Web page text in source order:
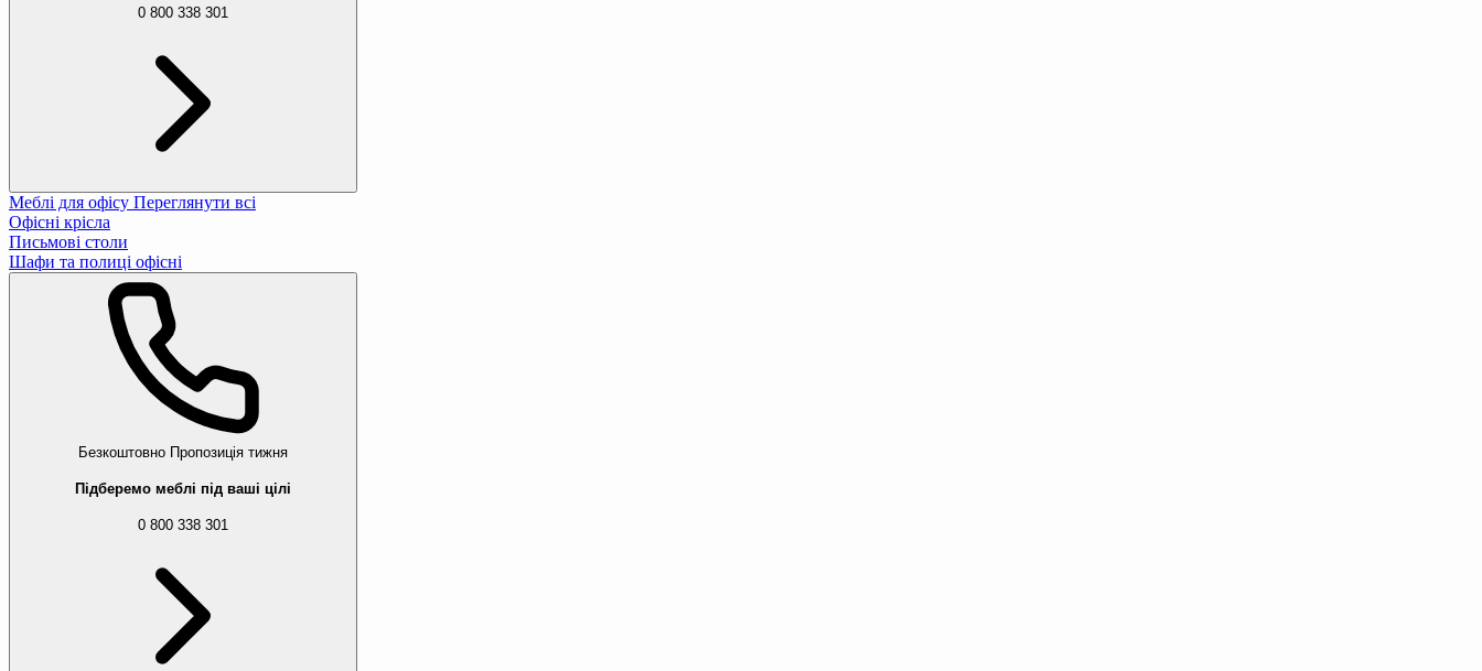
0 800 338 301
Меблі для офісуПереглянути всі
Офісні крісла
Письмові столи
Шафи та полиці офісні
Безкоштовно Пропозиція тижня
Підберемо меблі під ваші цілі
0 800 338 301
Вибачте, даний товар відсутній на складі
Ми підібрали для вас схожі товари
Килимок туристичний Outtec двошаровий чорно-синій
638 ₴798 ₴
Самонадувний килимок Outtec 183x52x3,5см синій
2 678 ₴
Сидіння туристичне Outtec 38x28x1см складане голубий
163 ₴